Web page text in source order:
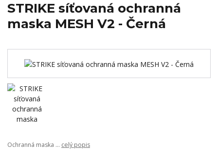
STRIKE síťovaná ochranná
maska MESH V2 - Černá
Ochranná maska ... celý popis